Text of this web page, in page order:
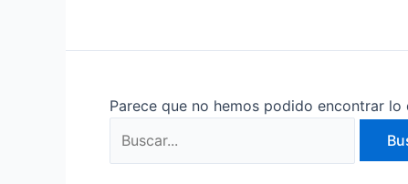
Parece que no hemos podido encontrar